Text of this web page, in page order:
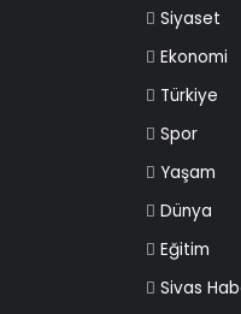
Siyaset
Ekonomi
Türkiye
Spor
Yaşam
Dünya
Eğitim
Sivas